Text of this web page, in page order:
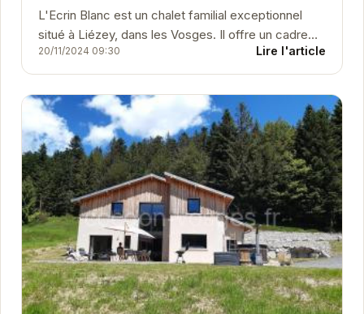
L'Ecrin Blanc est un chalet familial exceptionnel
situé à Liézey, dans les Vosges. Il offre un cadre
idéal pour des vacances relaxantes et...
20/11/2024 09:30 Lire l'article